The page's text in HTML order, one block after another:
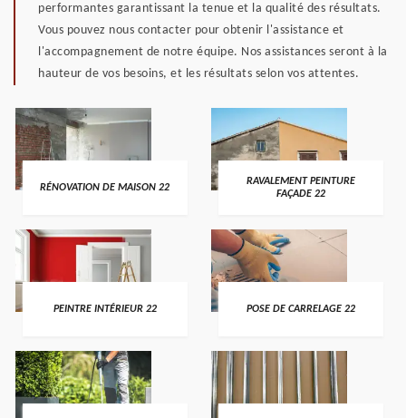
performantes garantissant la tenue et la qualité des résultats.
Vous pouvez nous contacter pour obtenir l'assistance et
l'accompagnement de notre équipe. Nos assistances seront à la
hauteur de vos besoins, et les résultats selon vos attentes.
RÉNOVATION DE MAISON 22
RAVALEMENT PEINTURE
FAÇADE 22
PEINTRE INTÉRIEUR 22 POSE DE CARRELAGE 22